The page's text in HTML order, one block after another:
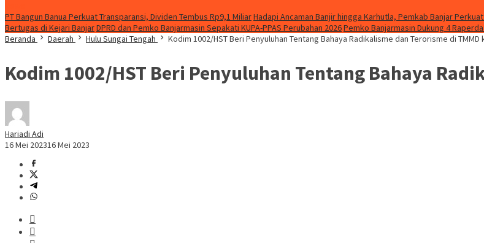
PT Bangun Banua Perkuat Transparansi, Dividen Tembus Rp9,1 MiliarHadapi Ancaman Banjir hingga Karhutla, Pemkab Banjar
Bertugas di Kejari BanjarDPRD dan Pemko Banjarmasin Sepakati KUPA-PPAS Perubahan 2026Pemko Banjarmasin Dukung 4 Raperda
Beranda
Daerah Hulu Sungai Tengah Kodim 1002/HST Beri Penyuluhan Tentang Bahaya Radikalisme dan Terorisme di TMMD
Kodim 1002/HST Beri Penyuluhan Tentang Bahaya
Hariadi Adi
16 Mei 202316 Mei 2023